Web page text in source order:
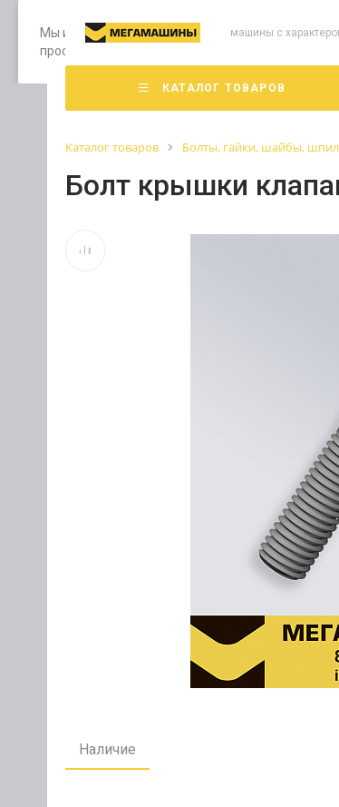
Мы используем файлы cookie, разработанные
просмотр страниц нашего сайта, вы принимаете
машины с
КАТАЛОГ ТОВАРОВ
Каталог товаров Болты, гайки, шайбы,
Болт крышки
Наличие